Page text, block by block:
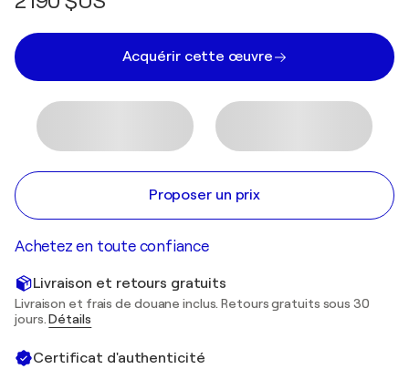
Acquérir cette œuvre
Proposer un prix
Achetez en toute confiance
Livraison et retours gratuits
Livraison et frais de douane inclus. Retours gratuits sous 30
jours.Détails
Certificat d'authenticité